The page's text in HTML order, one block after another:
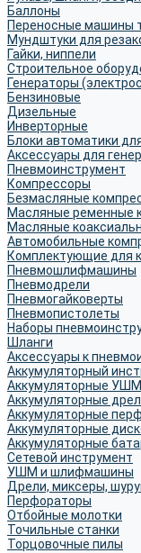
Баллоны
Переносные машины
Мундштуки для
Гайки, ниппели
Строительное
Генераторы
Бензиновые
Дизельные
Инверторные
Блоки автоматики
Аксессуары для
Пневмоинструмент
Компрессоры
Безмасляные
Масляные ременные
Масляные
Автомобильные
Комплектующие для
Пневмошлифмашины
Пневмодрели
Пневмогайковерты
Пневмопистолеты
Наборы
Шланги
Аксессуары к
Аккумуляторный
Аккумуляторные УШМ
Аккумуляторные
Аккумуляторные
Аккумуляторные
Аккумуляторные
Сетевой инструмент
УШМ и шлифмашины
Дрели, миксеры,
Перфораторы
Отбойные молотки
Точильные станки
Торцовочные пилы